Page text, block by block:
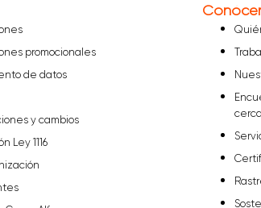
promocionales
de datos
y cambios
Ley 1116